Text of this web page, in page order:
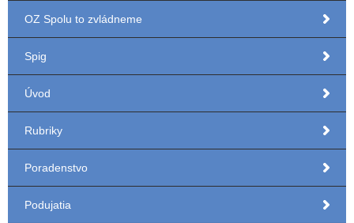
OZ Spolu to zvládneme
Spig
Úvod
Rubriky
Poradenstvo
Podujatia